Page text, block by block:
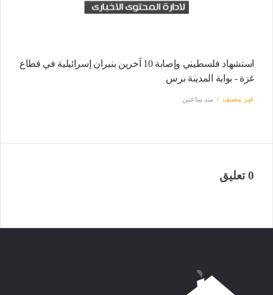
استشهاد فلسطيني وإصابة 10 آخرين بنيران إسرائيلية في قطاع
غزة - بوابة المدينة برس
غير مصنف منذ ساعتين
0 تعليق